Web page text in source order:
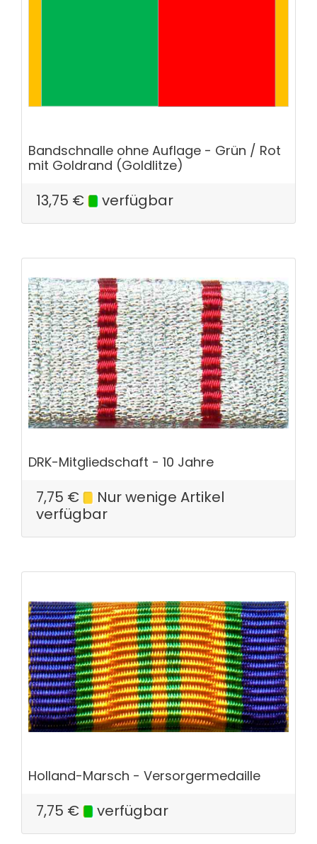
Bandschnalle ohne Auflage - Grün / Rot
mit Goldrand (Goldlitze)
13,75 € verfügbar
DRK-Mitgliedschaft - 10 Jahre
7,75 €
Nur wenige Artikel
verfügbar
Holland-Marsch - Versorgermedaille
7,75 € verfügbar